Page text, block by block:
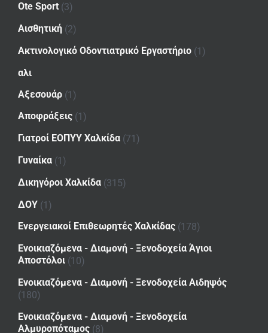
Ote Sport (3)
Αισθητική (2)
Ακτινολογικό Οδοντιατρικό Εργαστήριο (1)
αλι
Αξεσουάρ (1)
Αποφράξεις (1)
Γιατροί ΕΟΠΥΥ Χαλκίδα (71)
Γυναίκα (1)
Δικηγόροι Χαλκίδα (315)
ΔΟΥ (1)
Ενεργειακοί Επιθεωρητές Χαλκίδας (178)
Ενοικιαζόμενα - Διαμονή - Ξενοδοχεία Άγιοι
Αποστόλοι (10)
Ενοικιαζόμενα - Διαμονή - Ξενοδοχεία Αιδηψός
(180)
Ενοικιαζόμενα - Διαμονή - Ξενοδοχεία
Αλμυροπόταμος (8)